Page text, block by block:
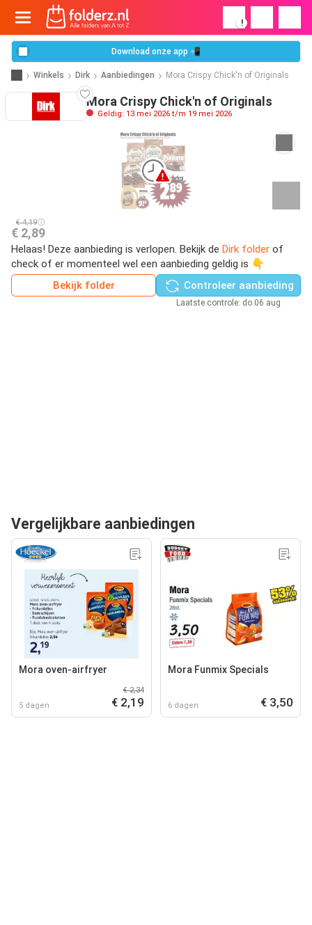
!
Download onze app 📲
Winkels Dirk Aanbiedingen Mora Crispy Chick'n of Originals
Mora Crispy Chick'n of Originals
Geldig: 13 mei 2026 t/m 19 mei 2026
€ 4,19
€ 2,89
Helaas! Deze aanbieding is verlopen. Bekijk de Dirk folder of
check of er momenteel wel een aanbieding geldig is 👇
Bekijk folder
Controleer aanbieding
Laatste controle: do 06 aug
Vergelijkbare aanbiedingen
Mora oven-airfryer
5 dagen
€ 2,34
€ 2,19
Mora Funmix Specials
6 dagen € 3,50